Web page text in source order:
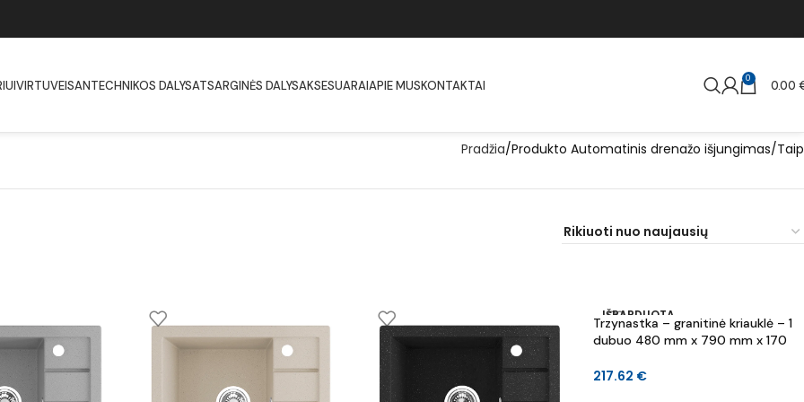
VIRTUVEISANTECHNIKOS DALYSATSARGINĖS DALYSAKSESUARAIAPIE MUSKONTAKTAI 0 0.00
Pradžia Produkto Automatinis drenažo išjungimas Taip
IŠPARDUOTA
Trzynastka – granitinė kriauklė – 1
dubuo 480 mm x 790 mm x 170
217.62 €